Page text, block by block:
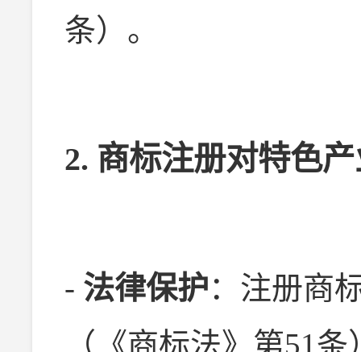
条）。
2. 商标注册对特色
- 法律保护：注册商
（《商标法》第51